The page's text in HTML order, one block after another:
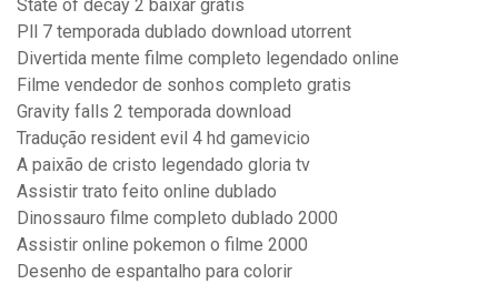
State of decay 2 baixar gratis
Pll 7 temporada dublado download utorrent
Divertida mente filme completo legendado online
Filme vendedor de sonhos completo gratis
Gravity falls 2 temporada download
Tradução resident evil 4 hd gamevicio
A paixão de cristo legendado gloria tv
Assistir trato feito online dublado
Dinossauro filme completo dublado 2000
Assistir online pokemon o filme 2000
Desenho de espantalho para colorir